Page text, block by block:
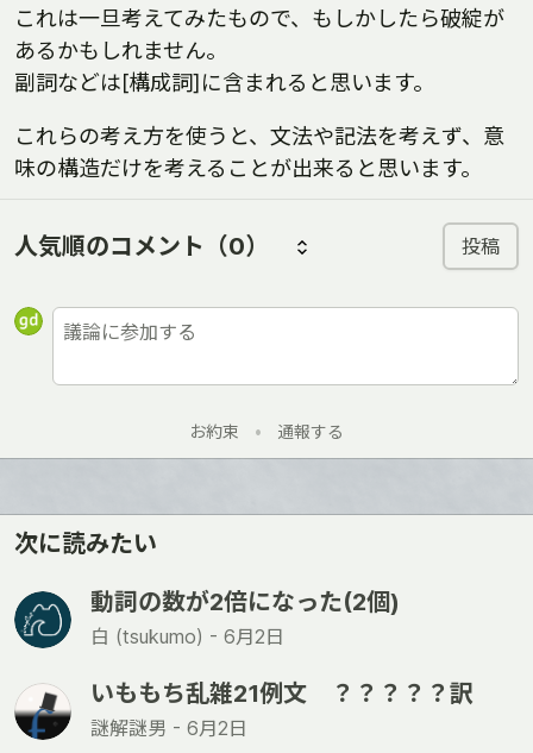
これは一旦考えてみたもので、もしかしたら破綻が
あるかもしれません。
副詞などは[構成詞]に含まれると思います。
これらの考え方を使うと、文法や記法を考えず、意
味の構造だけを考えることが出来ると思います。
人気順のコメント （0） 投稿
お約束 • 通報する
次に読みたい
動詞の数が2倍になった(2個)
白 (tsukumo) - 6月2日
いももち乱雑21例文 ？？？？？訳
謎解謎男 - 6月2日